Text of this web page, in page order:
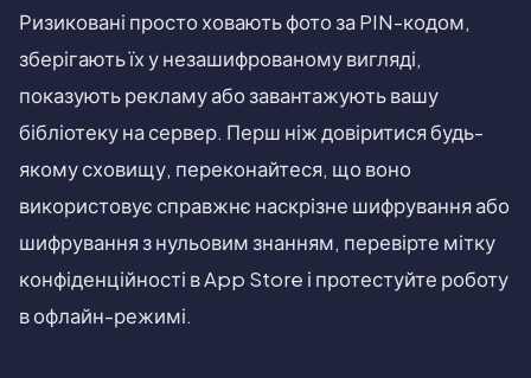
Ризиковані просто ховають фото за PIN-кодом,
зберігають їх у незашифрованому вигляді,
показують рекламу або завантажують вашу
бібліотеку на сервер. Перш ніж довіритися будь-
якому сховищу, переконайтеся, що воно
використовує справжнє наскрізне шифрування або
шифрування з нульовим знанням, перевірте мітку
конфіденційності в App Store і протестуйте роботу
в офлайн-режимі.